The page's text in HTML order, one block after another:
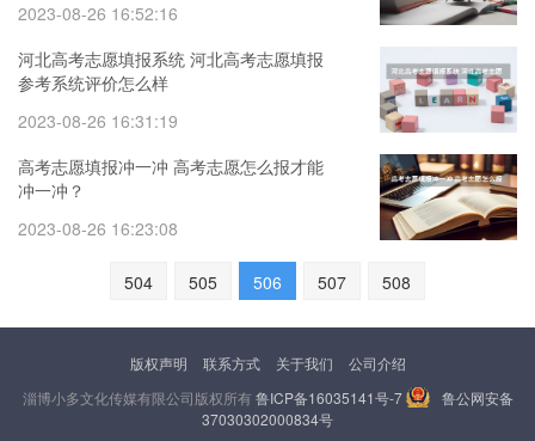
2023-08-26 16:52:16
河北高考志愿填报系统 河北高考志愿填报
参考系统评价怎么样
2023-08-26 16:31:19
高考志愿填报冲一冲 高考志愿怎么报才能
冲一冲？
2023-08-26 16:23:08
504 505 506 507 508
版权声明 联系方式 关于我们
公司介绍
淄博小多文化传媒有限公司版权所有鲁ICP备16035141号-7
鲁公网安备
37030302000834号